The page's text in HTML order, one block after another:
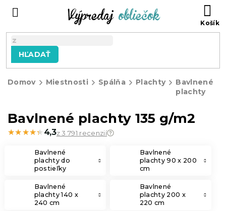
HĽADAŤ
Domov Miestnosti Spálňa Plachty
Bavlnené
plachty
Bavlnené plachty 135 g/m2
★★★★★
★★★★★ 4,3z 3 791 recenzií
Bavlnené
plachty do
postieľky
Bavlnené
plachty 90 x 200
cm
Bavlnené
plachty 140 x
240 cm
Bavlnené
plachty 200 x
220 cm